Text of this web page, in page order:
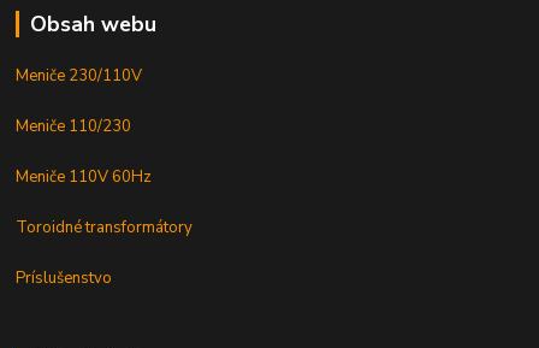
Obsah webu
Meniče 230/110V
Meniče 110/230
Meniče 110V 60Hz
Toroidné transformátory
Príslušenstvo